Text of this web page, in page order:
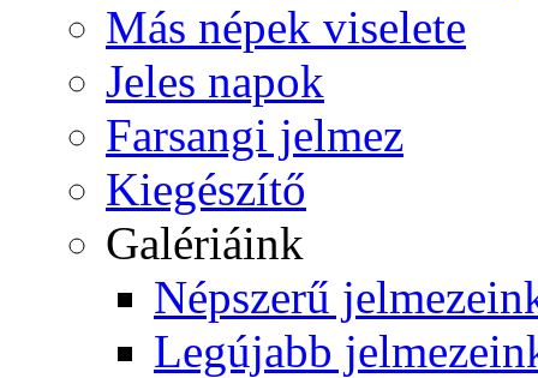
Más népek viselete
Jeles napok
Farsangi jelmez
Kiegészítő
Galériáink
Népszerű
Legújabb